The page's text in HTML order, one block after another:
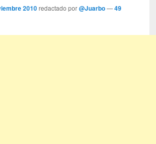
2010 redactado por@Juarbo —49